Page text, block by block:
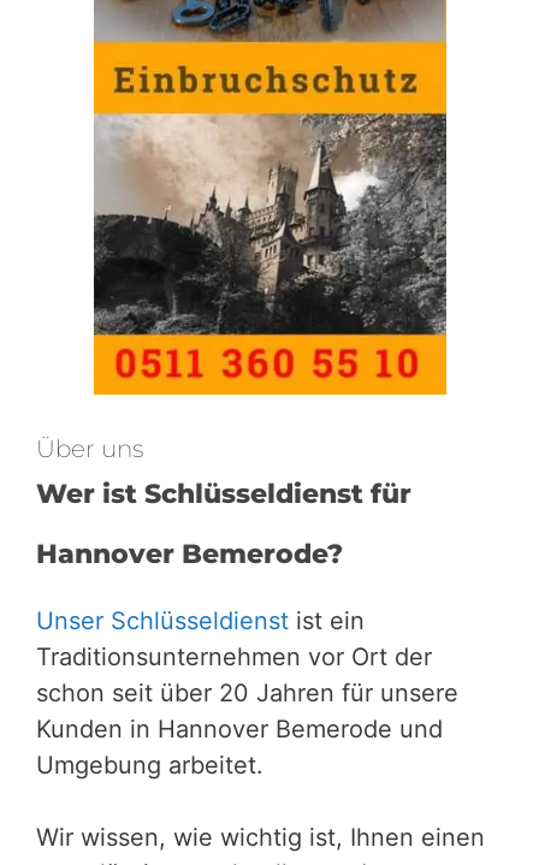
Über uns
Wer ist Schlüsseldienst für
Hannover Bemerode?
Unser Schlüsseldienst ist ein
Traditionsunternehmen vor Ort der
schon seit über 20 Jahren für unsere
Kunden in Hannover Bemerode und
Umgebung arbeitet.
Wir wissen, wie wichtig ist, Ihnen einen